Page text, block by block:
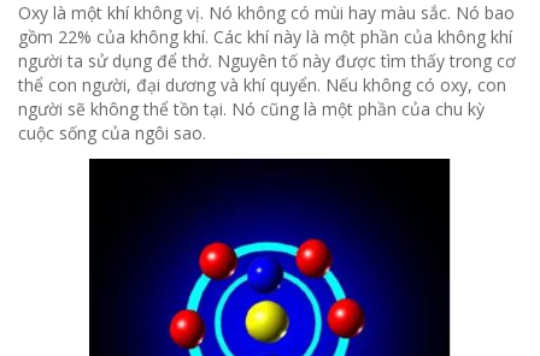
Oxy là một khí không vị. Nó không có mùi hay màu sắc. Nó bao
gồm 22% của không khí. Các khí này là một phần của không khí
người ta sử dụng để thở. Nguyên tố này được tìm thấy trong cơ
thể con người, đại dương và khí quyển. Nếu không có oxy, con
người sẽ không thể tồn tại. Nó cũng là một phần của chu kỳ
cuộc sống của ngôi sao.